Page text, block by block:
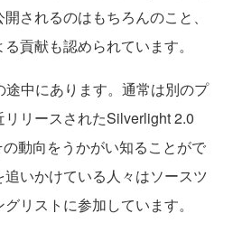
されるのはもちろんのこと、
貢献も認められています。
中にあります。通常は別のプ
リースされたSilverlight 2.0
動向をうかがい知ることがで
いかけている人々はソースツ
リストに参加しています。